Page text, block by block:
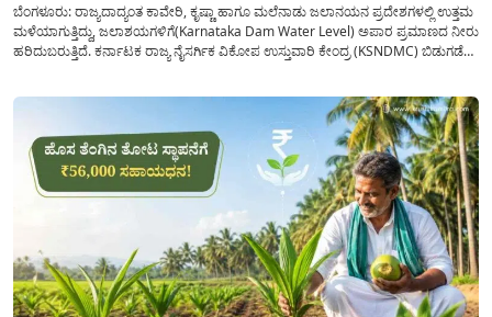
ಬೆಂಗಳೂರು: ರಾಜ್ಯದಾದ್ಯಂತ ಕಾವೇರಿ, ಕೃಷ್ಣಾ ಹಾಗೂ ಮಲೆನಾಡು ಜಲಾನಯನ ಪ್ರದೇಶಗಳಲ್ಲಿ ಉತ್ತಮ
ಮಳೆಯಾಗುತ್ತಿದ್ದು, ಜಲಾಶಯಗಳಿಗೆ(Karnataka Dam Water Level) ಅಪಾರ ಪ್ರಮಾಣದ ನೀರು
ಹರಿದುಬರುತ್ತಿದೆ. ಕರ್ನಾಟಕ ರಾಜ್ಯ ನೈಸರ್ಗಿಕ ವಿಕೋಪ ಉಸ್ತುವಾರಿ ಕೇಂದ್ರ (KSNDMC) ಬಿಡುಗಡೆ